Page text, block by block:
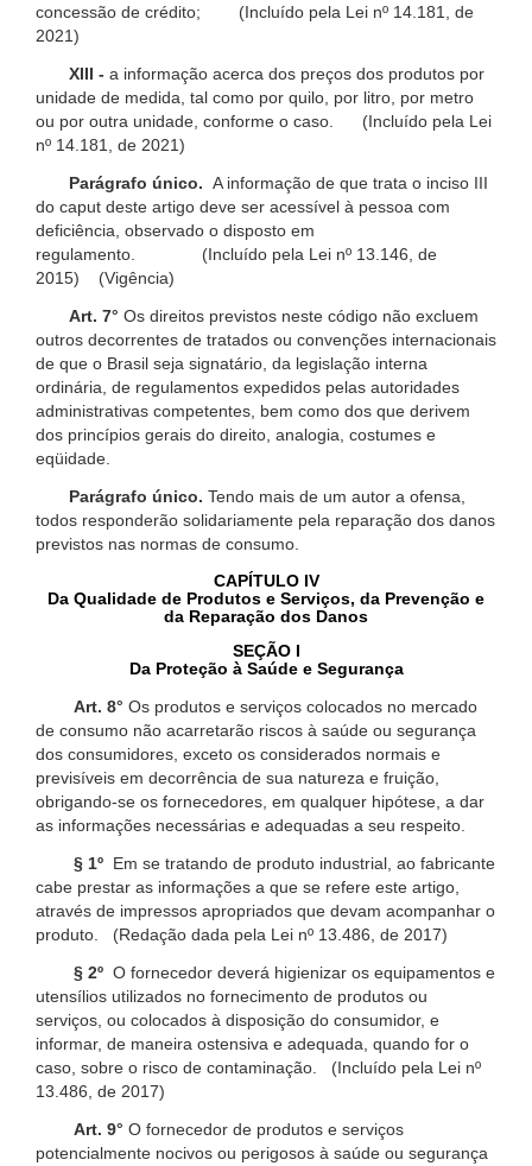
concessão de crédito; (Incluído pela Lei nº 14.181, de
2021)
XIII - a informação acerca dos preços dos produtos por
unidade de medida, tal como por quilo, por litro, por metro
ou por outra unidade, conforme o caso. (Incluído pela Lei
nº 14.181, de 2021)
Parágrafo único. A informação de que trata o inciso III
do caput deste artigo deve ser acessível à pessoa com
deficiência, observado o disposto em
regulamento. (Incluído pela Lei nº 13.146, de
2015) (Vigência)
Art. 7° Os direitos previstos neste código não excluem
outros decorrentes de tratados ou convenções internacionais
de que o Brasil seja signatário, da legislação interna
ordinária, de regulamentos expedidos pelas autoridades
administrativas competentes, bem como dos que derivem
dos princípios gerais do direito, analogia, costumes e
eqüidade.
Parágrafo único. Tendo mais de um autor a ofensa,
todos responderão solidariamente pela reparação dos danos
previstos nas normas de consumo.
CAPÍTULO IV
Da Qualidade de Produtos e Serviços, da Prevenção e
da Reparação dos Danos
SEÇÃO I
Da Proteção à Saúde e Segurança
Art. 8° Os produtos e serviços colocados no mercado
de consumo não acarretarão riscos à saúde ou segurança
dos consumidores, exceto os considerados normais e
previsíveis em decorrência de sua natureza e fruição,
obrigando-se os fornecedores, em qualquer hipótese, a dar
as informações necessárias e adequadas a seu respeito.
§ 1º Em se tratando de produto industrial, ao fabricante
cabe prestar as informações a que se refere este artigo,
através de impressos apropriados que devam acompanhar o
produto. (Redação dada pela Lei nº 13.486, de 2017)
§ 2º O fornecedor deverá higienizar os equipamentos e
utensílios utilizados no fornecimento de produtos ou
serviços, ou colocados à disposição do consumidor, e
informar, de maneira ostensiva e adequada, quando for o
caso, sobre o risco de contaminação. (Incluído pela Lei nº
13.486, de 2017)
Art. 9° O fornecedor de produtos e serviços
potencialmente nocivos ou perigosos à saúde ou segurança